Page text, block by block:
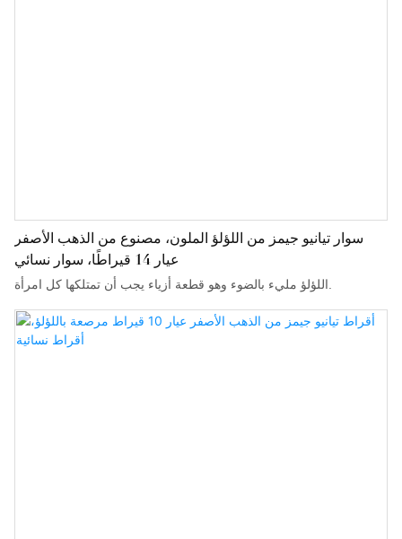
سوار تيانيو جيمز من اللؤلؤ الملون، مصنوع من الذهب الأصفر
عيار 14 قيراطًا، سوار نسائي